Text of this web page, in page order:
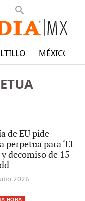
MÉXICO
de EU pide
perpetua para ‘El
y decomiso de 15
2026
HORA